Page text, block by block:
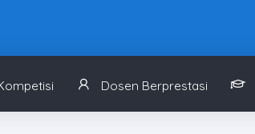
Dosen Berprestasi